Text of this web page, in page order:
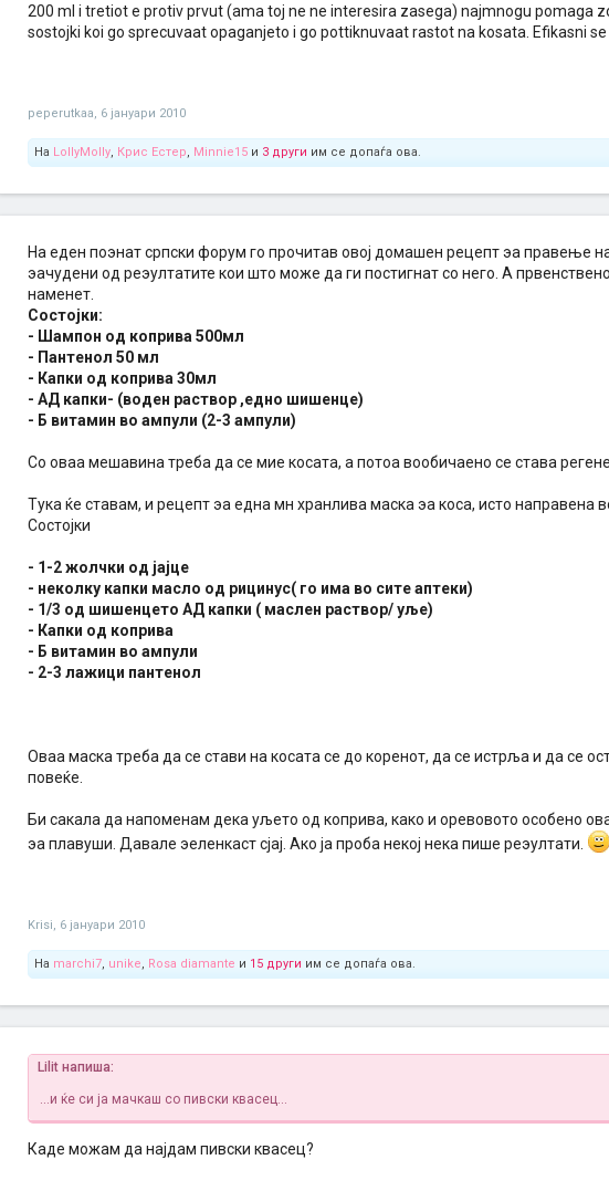
200 ml i tretiot e protiv prvut (ama toj ne ne interesira zasega) najmnogu pomaga
sostojki koi go sprecuvaat opaganjeto i go pottiknuvaat rastot na kosata. Efikasni
peperutkaa, 6 јануари 2010
На LollyMolly, Крис Естер, Minnie15 и 3 други им се допаѓа ова.
На еден поэнат српски форум го прочитав овој домашен рецепт эа правење
эачудени од реэултатите кои што може да ги постигнат со него. А
наменет.
Состојки:
- Шампон од коприва 500мл
- Пантенол 50 мл
- Капки од коприва 30мл
- АД капки- (воден раствор ,едно шишенце)
- Б витамин во ампули (2-3 ампули)
Со оваа мешавина треба да се мие косата, а потоа вообичаено се става
Тука ќе ставам, и рецепт эа една мн хранлива маска эа коса, исто направена
Состојки
- 1-2 жолчки од јајце
- неколку капки масло од рицинус( го има во сите аптеки)
- 1/3 од шишенцето АД капки ( маслен раствор/ уље)
- Капки од коприва
- Б витамин во ампули
- 2-3 лажици пантенол
Оваа маска треба да се стави на косата се до коренот, да се истрља и да се
повеќе.
Би сакала да напоменам дека уљето од коприва, како и оревовото особено
эа плавуши. Давале эеленкаст сјај. Ако ја проба некој нека пише реэултати.
Krisi, 6 јануари 2010
На marchi7, unike, Rosa diamante и 15 други им се допаѓа ова.
Lilit напиша:
...и ќе си ја мачкаш со пивски квасец...
Каде можам да најдам пивски квасец?